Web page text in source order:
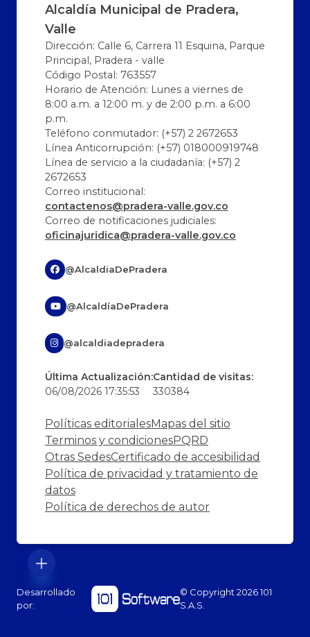
Alcaldía Municipal de Pradera,
Valle
Dirección: Calle 6, Carrera 11 Esquina, Parque
Principal, Pradera - valle
Código Postal: 763557
Horario de Atención: Lunes a viernes de
8:00 a.m. a 12:00 m. y de 2:00 p.m. a 6:00
p.m.
Teléfono conmutador: (+57) 2 2672653
Línea Anticorrupción: (+57) 018000919748
Línea de servicio a la ciudadanía: (+57) 2
2672653
Correo institucional:
contactenos@pradera-valle.gov.co
Correo de notificaciones judiciales:
oficinajuridica@pradera-valle.gov.co
@AlcaldiaDePradera
@AlcaldíaDePradera
@alcaldiadepradera
Última Actualización:
06/08/2026 17:35:53
Cantidad de visitas:
330384
Políticas editorialesMapas del sitio
Terminos y condicionesPQRD
Otras SedesCertificado de accesibilidad
Política de privacidad y tratamiento de
datos
Política de derechos de autor
Desarrollado
por:
© Copyright2026101
S.A.S.